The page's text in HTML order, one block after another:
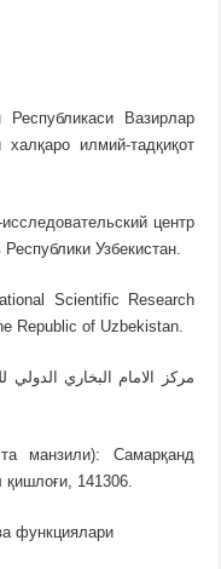
Вазирлар
илмий-тадқиқот
центр
Узбекистан.
Scientific Research
Republic of Uzbekistan.
манзили): Самарқанд
141306.
функциялари